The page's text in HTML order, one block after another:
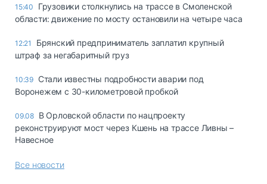
15:40
Грузовики столкнулись на трассе в Смоленской
области: движение по мосту остановили на четыре часа
12:21
Брянский предприниматель заплатил крупный
штраф за негабаритный груз
10:39 Стали известны подробности аварии под
Воронежем с 30-километровой пробкой
09.08 В Орловской области по нацпроекту
реконструируют мост через Кшень на трассе Ливны –
Навесное
Все новости